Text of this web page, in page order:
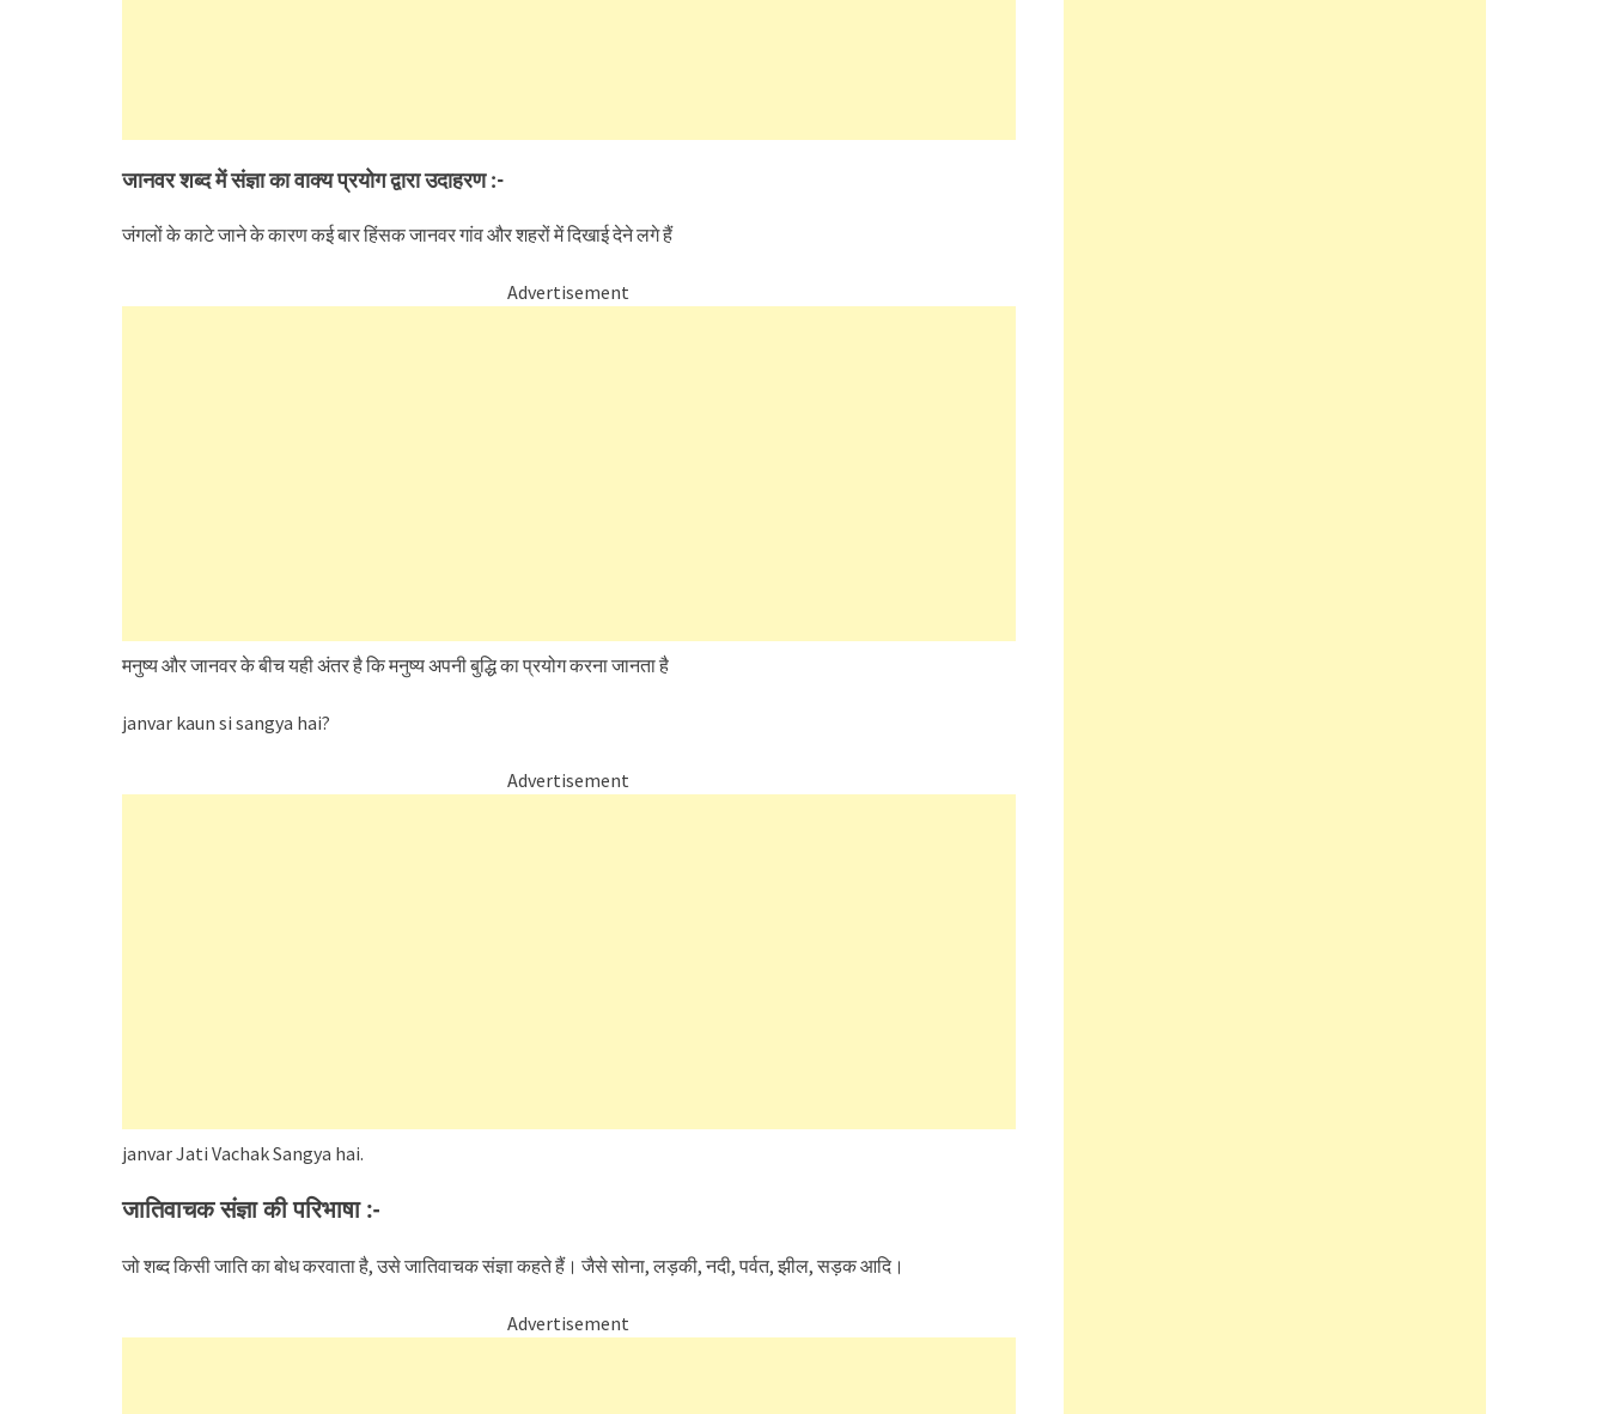
जानवर शब्द में संज्ञा का वाक्य प्रयोग द्वारा उदाहरण :-
जंगलों के काटे जाने के कारण कई बार हिंसक जानवर गांव और शहरों में दिखाई देने लगे हैं
Advertisement
मनुष्य और जानवर के बीच यही अंतर है कि मनुष्य अपनी बुद्धि का प्रयोग करना जानता है
janvar kaun si sangya hai?
Advertisement
janvar Jati Vachak Sangya hai.
जातिवाचक संज्ञा की परिभाषा :-
जो शब्द किसी जाति का बोध करवाता है, उसे जातिवाचक संज्ञा कहते हैं। जैसे सोना, लड़की, नदी, पर्वत, झील, सड़क आदि।
Advertisement